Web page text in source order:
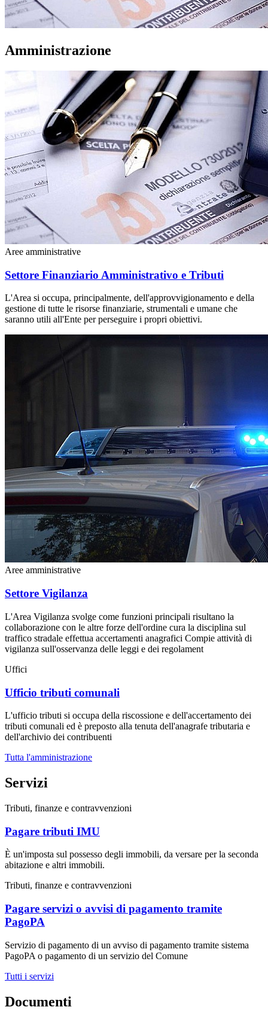
Amministrazione
Aree amministrative
Settore Finanziario Amministrativo e Tributi
L'Area si occupa, principalmente, dell'approvvigionamento e della
gestione di tutte le risorse finanziarie, strumentali e umane che
saranno utili all'Ente per perseguire i propri obiettivi.
Aree amministrative
Settore Vigilanza
L'Area Vigilanza svolge come funzioni principali risultano la
collaborazione con le altre forze dell'ordine cura la disciplina sul
traffico stradale effettua accertamenti anagrafici Compie attività di
vigilanza sull'osservanza delle leggi e dei regolament
Uffici
Ufficio tributi comunali
L'ufficio tributi si occupa della riscossione e dell'accertamento dei
tributi comunali ed è preposto alla tenuta dell'anagrafe tributaria e
dell'archivio dei contribuenti
Tutta l'amministrazione
Servizi
Tributi, finanze e contravvenzioni
Pagare tributi IMU
È un'imposta sul possesso degli immobili, da versare per la seconda
abitazione e altri immobili.
Tributi, finanze e contravvenzioni
Pagare servizi o avvisi di pagamento tramite
PagoPA
Servizio di pagamento di un avviso di pagamento tramite sistema
PagoPA o pagamento di un servizio del Comune
Tutti i servizi
Documenti